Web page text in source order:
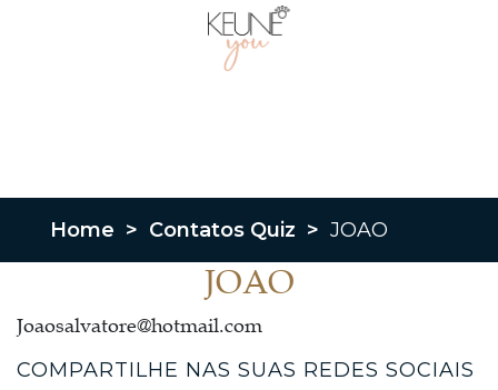
Home > Contatos Quiz > JOAO
JOAO
Joaosalvatore@hotmail.com
COMPARTILHE NAS SUAS REDES SOCIAIS